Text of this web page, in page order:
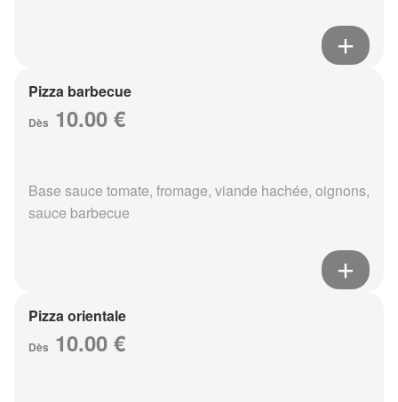
Pizza barbecue
Dès 10.00 €
Base sauce tomate, fromage, viande hachée, oignons,
sauce barbecue
Pizza orientale
Dès 10.00 €